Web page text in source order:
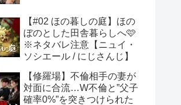
【#02 ほの暮しの庭】ほの
ぼのとした田舎暮らしへ🩷
※ネタバレ注意【ニュイ・
ソシエール / にじさんじ】
【修羅場】不倫相手の妻が
対面に合流…W不倫と”父子
確率0%”を突きつけられた